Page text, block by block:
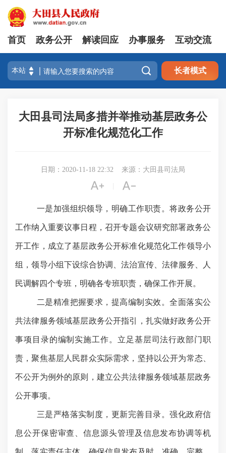
首页 政务公开 解读回应 办事服务 互动交流
 长者模式
大田县司法局多措并举推动基层政务公
开标准化规范化工作
日期：2020-11-18 22:32 来源：大田县司法局
 
一是加强组织领导 ，明确工作职责。将政务公开
工作纳入重要议事日程，召开专题会议研究部署政务公
开工作，成立了基层政务公开标准化规范化工作领导小
组 ，领导小组下设综合协调、法治宣传、法律服务、人
民调解四个专班，明确各专班职责，确保工作开展。
二是精准把握要求，提高编制实效。全面落实公
共法律服务领域基层政务公开指引，扎实做好政务公开
事项目录的编制实施工作。立足基层司法行政部门职
责，聚焦基层人民群众实际需求，坚持以公开为常态、
不公开为例外的原则，建立公共法律服务领域基层政务
公开事项。
三是严格落实制度，更新完善目录。强化政府信
息公开保密审查、信息源头管理及信息发布协调等机